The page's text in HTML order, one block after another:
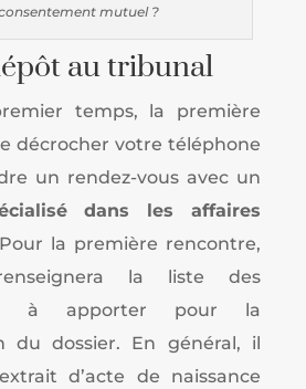
mutuel ?
au tribunal
temps, la première
décrocher votre téléphone
un rendez-vous avec un
dans les affaires
la première rencontre,
la liste des
à apporter pour la
du dossier. En général, il
d’acte de naissance